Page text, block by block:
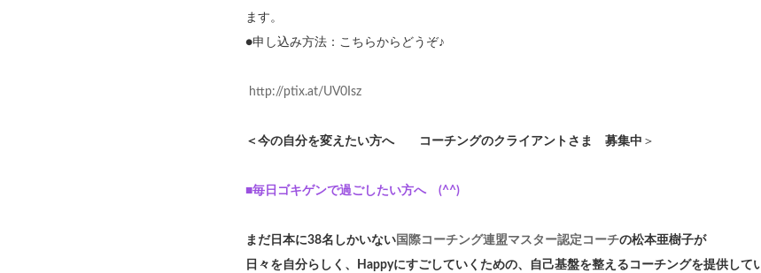
ます。
●申し込み方法：こちらからどうぞ♪
http://ptix.at/UV0Isz
＜今の自分を変えたい方へ コーチングのクライアントさま 募集中 ＞
■毎日ゴキゲンで過ごしたい方へ (^^)
まだ日本に38名しかいない国際コーチング連盟マスター認定コーチの松本亜樹子が
日々を自分らしく、Happyにすごしていくための、自己基盤を整えるコーチングを提供して